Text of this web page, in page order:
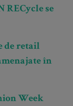
RECycle se
de retail
în
Week